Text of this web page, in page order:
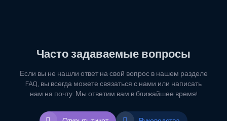
Часто задаваемые вопросы
Если вы не нашли ответ на свой вопрос в нашем разделе
FAQ, вы всегда можете связаться с нами или написать
нам на почту. Мы ответим вам в ближайшее время!